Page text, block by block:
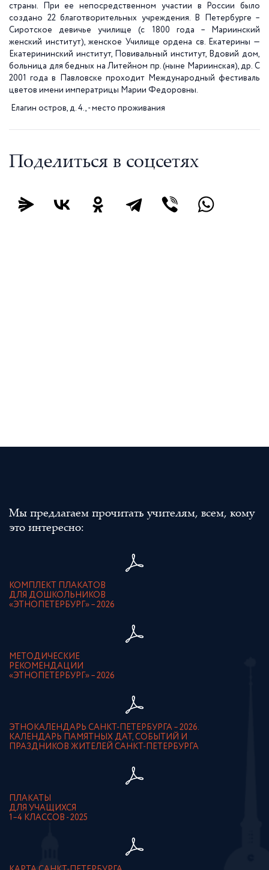
страны. При ее непосредственном участии в России было
создано 22 благотворительных учреждения. В Петербурге –
Сиротское девичье училище (с 1800 года – Мариинский
женский институт), женское Училище ордена св. Екатерины —
Екатерининский институт, Повивальный институт, Вдовий дом,
больница для бедных на Литейном пр. (ныне Мариинская), др. С
2001 года в Павловске проходит Международный фестиваль
цветов имени императрицы Марии Федоровны.
Елагин остров, д. 4., - место проживания
Поделиться в соцсетях
Мы предлагаем прочитать учителям, всем, кому
это интересно:
КОМПЛЕКТ ПЛАКАТОВ
ДЛЯ ДОШКОЛЬНИКОВ
«ЭТНОПЕТЕРБУРГ» – 2026
МЕТОДИЧЕСКИЕ
РЕКОМЕНДАЦИИ
«ЭТНОПЕТЕРБУРГ» – 2026
ЭТНОКАЛЕНДАРЬ САНКТ-ПЕТЕРБУРГА – 2026.
КАЛЕНДАРЬ ПАМЯТНЫХ ДАТ, СОБЫТИЙ И
ПРАЗДНИКОВ ЖИТЕЛЕЙ САНКТ-ПЕТЕРБУРГА
ПЛАКАТЫ
ДЛЯ УЧАЩИХСЯ
1–4 КЛАССОВ - 2025